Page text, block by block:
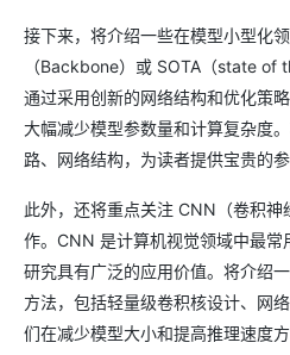
接下来，将介绍一些在模型小型化
（Backbone）或 SOTA（state of
通过采用创新的网络结构和优化策
大幅减少模型参数量和计算复杂度
路、网络结构，为读者提供宝贵的参
此外，还将重点关注 CNN（卷积神
作。CNN 是计算机视觉领域中最
研究具有广泛的应用价值。将介绍
方法，包括轻量级卷积核设计、网
们在减少模型大小和提高推理速度方